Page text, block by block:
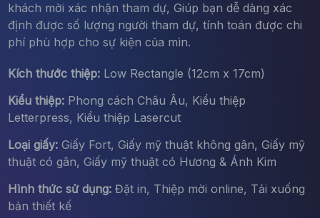
khách mời xác nhận tham dự, Giúp bạn dễ dàng xác
định được số lượng người tham dự, tính toán được chi
phí phù hợp cho sự kiện của mìn.
Kích thước thiệp:Low Rectangle (12cm x 17cm)
Kiểu thiệp:Phong cách Châu Âu, Kiểu thiệp
Letterpress, Kiểu thiệp Lasercut
Loại giấy:Giấy Fort, Giấy mỹ thuật không gân, Giấy mỹ
thuật có gân, Giấy mỹ thuật có Hương & Ánh Kim
Hình thức sử dụng:Đặt in, Thiệp mời online, Tải xuống
bản thiết kế